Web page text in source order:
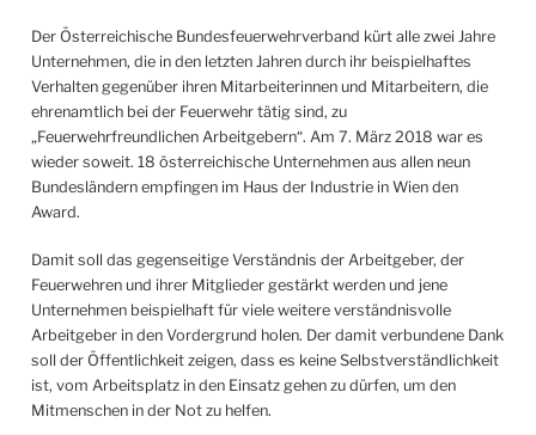
Der Österreichische Bundesfeuerwehrverband kürt alle zwei Jahre
Unternehmen, die in den letzten Jahren durch ihr beispielhaftes
Verhalten gegenüber ihren Mitarbeiterinnen und Mitarbeitern, die
ehrenamtlich bei der Feuerwehr tätig sind, zu
„Feuerwehrfreundlichen Arbeitgebern“. Am 7. März 2018 war es
wieder soweit. 18 österreichische Unternehmen aus allen neun
Bundesländern empfingen im Haus der Industrie in Wien den
Award.
Damit soll das gegenseitige Verständnis der Arbeitgeber, der
Feuerwehren und ihrer Mitglieder gestärkt werden und jene
Unternehmen beispielhaft für viele weitere verständnisvolle
Arbeitgeber in den Vordergrund holen. Der damit verbundene Dank
soll der Öffentlichkeit zeigen, dass es keine Selbstverständlichkeit
ist, vom Arbeitsplatz in den Einsatz gehen zu dürfen, um den
Mitmenschen in der Not zu helfen.